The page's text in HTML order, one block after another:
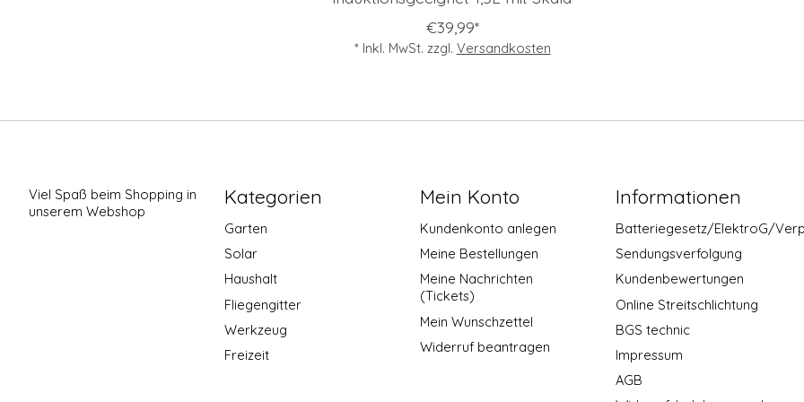
€39,99*
* Inkl. MwSt. zzgl. Versandkosten
Viel Spaß beim Shopping in
unserem Webshop
Kategorien
Garten
Solar
Haushalt
Fliegengitter
Werkzeug
Freizeit
Mein Konto
Kundenkonto anlegen
Meine Bestellungen
Meine Nachrichten
(Tickets)
Mein Wunschzettel
Widerruf beantragen
Informationen
Batteriegesetz/ElektroG/
Sendungsverfolgung
Kundenbewertungen
Online Streitschlichtung
BGS technic
Impressum
AGB